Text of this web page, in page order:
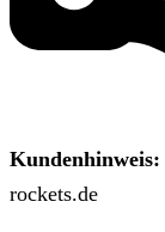
Kundenhinweis:
rockets.de